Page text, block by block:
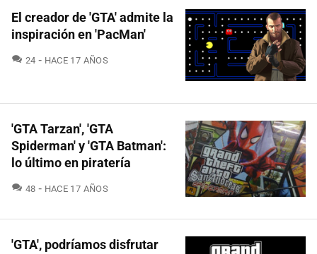
El creador de 'GTA' admite la
inspiración en 'PacMan'
24 COMENTARIOS
HACE 17 AÑOS
'GTA Tarzan', 'GTA
Spiderman' y 'GTA Batman':
lo último en piratería
48 COMENTARIOS
HACE 17 AÑOS
'GTA', podríamos disfrutar